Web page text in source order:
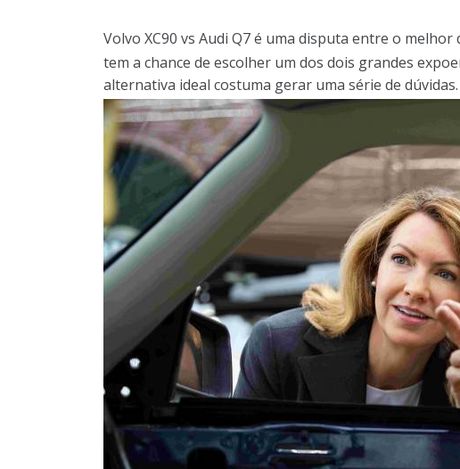
Volvo XC90 vs Audi Q7 é uma disputa entre o
tem a chance de escolher um dos dois grandes
alternativa ideal costuma gerar uma série de dúvidas.